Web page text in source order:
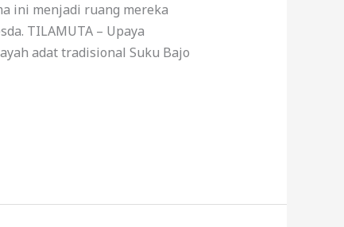
ini menjadi ruang mereka
TILAMUTA – Upaya
adat tradisional Suku Bajo